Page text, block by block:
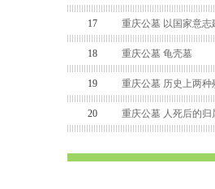
17 重庆公墓 以国家意志
18 重庆公墓 龟壳墓
19 重庆公墓 历史上两种
20 重庆公墓 人死后的归